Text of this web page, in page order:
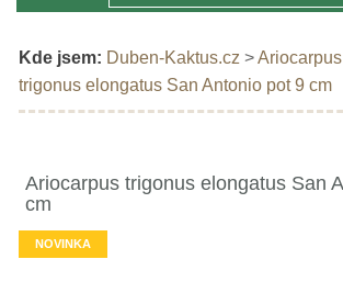
Kde jsem: Duben-Kaktus.cz >
trigonus elongatus San Antonio pot 9 cm
Ariocarpus trigonus elongatus San
cm
NOVINKA